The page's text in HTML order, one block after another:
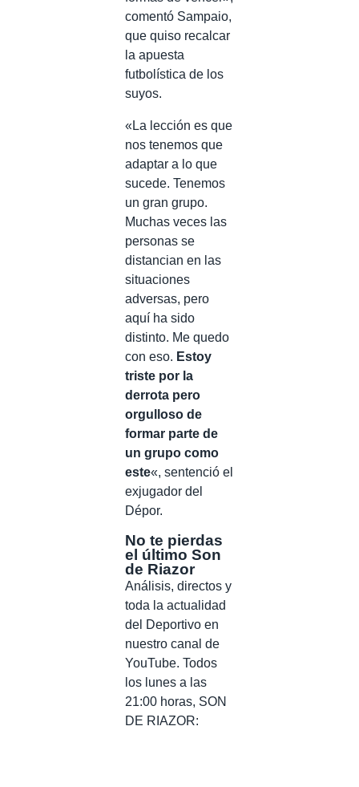
comentó Sampaio,
que quiso recalcar
la apuesta
futbolística de los
suyos.
«La lección es que
nos tenemos que
adaptar a lo que
sucede. Tenemos
un gran grupo.
Muchas veces las
personas se
distancian en las
situaciones
adversas, pero
aquí ha sido
distinto. Me quedo
con eso. Estoy
triste por la
derrota pero
orgulloso de
formar parte de
un grupo como
este«, sentenció el
exjugador del
Dépor.
No te pierdas
el último Son
de Riazor
Análisis, directos y
toda la actualidad
del Deportivo en
nuestro canal de
YouTube. Todos
los lunes a las
21:00 horas, SON
DE RIAZOR: